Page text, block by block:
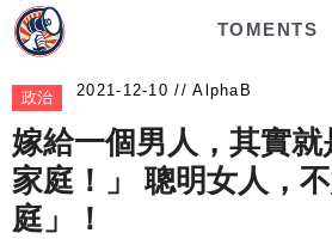
TOMENTS
政治 AlphaB
嫁給一個男人，其實
家庭！」 聰明女人，
庭」！